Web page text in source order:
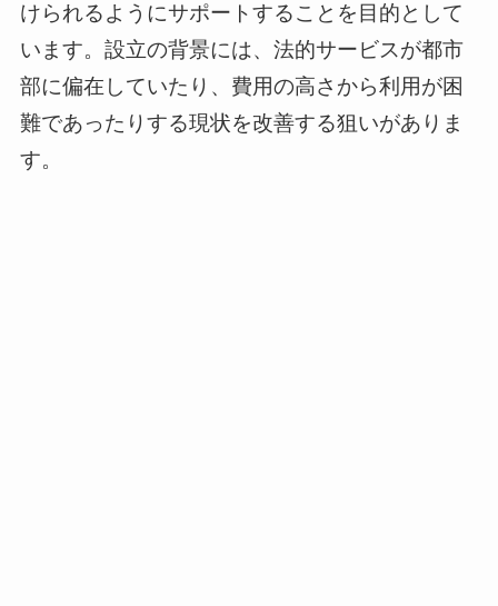
けられるようにサポートすることを目的として
います。設立の背景には、法的サービスが都市
部に偏在していたり、費用の高さから利用が困
難であったりする現状を改善する狙いがありま
す。